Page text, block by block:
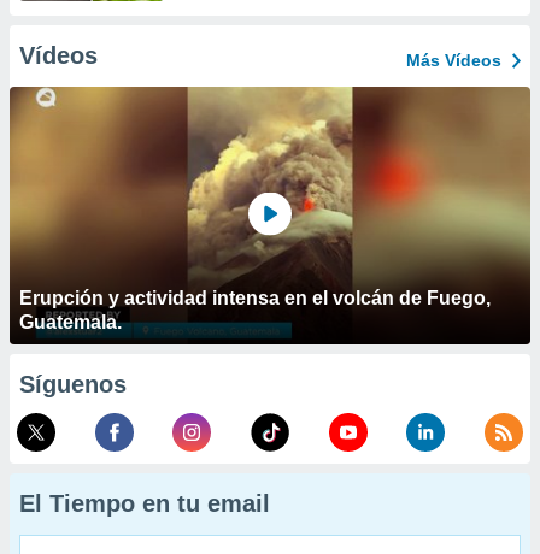
Vídeos Más Vídeos
Erupción y actividad intensa en el volcán de Fuego,
Guatemala.
Síguenos
El Tiempo en tu email